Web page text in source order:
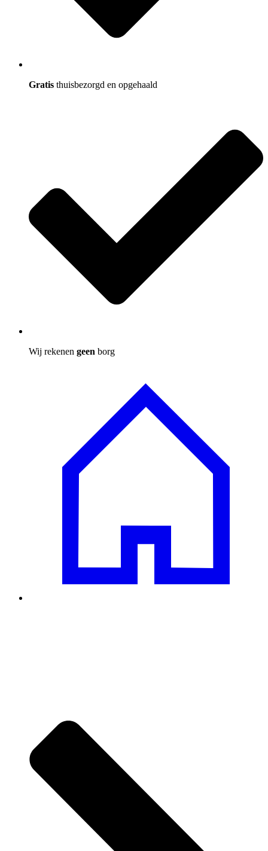
Gratis thuisbezorgd en opgehaald
Wij rekenen geen borg